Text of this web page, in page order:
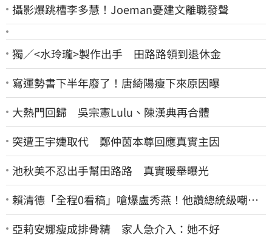
攝影爆跳槽李多慧！Joeman憂建文離職發聲
獨／<水玲瓏>製作出手 田路路領到退休金
寫運勢書下半年廢了！唐綺陽瘦下來原因曝
大熱門回歸 吳宗憲Lulu、陳漢典再合體
突遭王宇婕取代 鄭仲茵本尊回應真實主因
池秋美不忍出手幫田路路 真實暖舉曝光
賴清德「全程0看稿」嗆爆盧秀燕！他讚總統級嘲
諷：把8年總帳一次掀翻
亞莉安娜瘦成排骨精 家人急介入：她不好